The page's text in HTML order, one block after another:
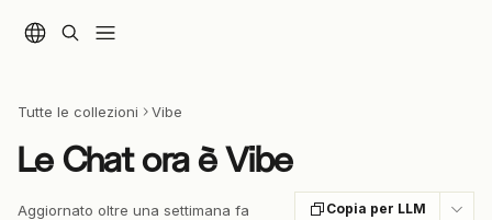
Tutte le collezioni Vibe
Le Chat ora è Vibe
Aggiornato oltre una settimana fa Copia per LLM